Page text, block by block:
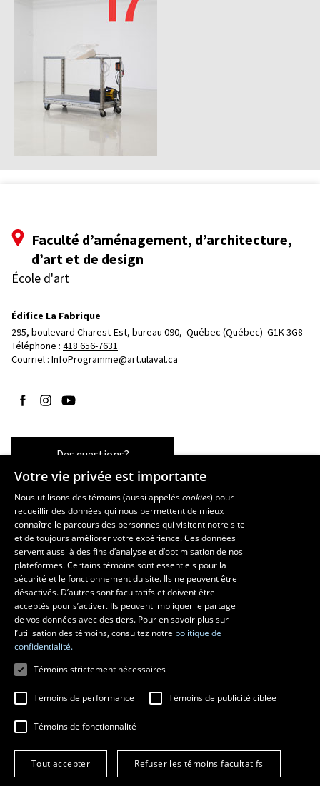
Faculté d’aménagement, d’architecture,
d’art et de design
École d'art
Édifice La Fabrique
295, boulevard Charest-Est, bureau 090, Québec (Québec)  G1K 3G8
Téléphone : 418 656-7631
Courriel : InfoProgramme@art.ulaval.ca
Suivez-nous sur Facebook
Suivez-nous sur Instagram
Suivez-nous sur YouTube
Des questions?
Les écoles et la recherche
École supérieure d’aménagement du territoire et de développement
régional
École d’architecture
École de design
Centre de recherche en aménagement et développement
© 2026 Université Laval
Tous droits réservés
Conditions générales d'utilisation
Fraude en ligne
Votre vie privée est importante
Nous utilisons des témoins (aussi appeléscookies) pour
recueillir des données qui nous permettent de mieux
connaître le parcours des personnes qui visitent notre site
et de toujours améliorer votre expérience. Ces données
servent aussi à des fins d’analyse et d’optimisation de nos
plateformes. Certains témoins sont essentiels pour la
sécurité et le fonctionnement du site. Ils ne peuvent être
désactivés. D’autres sont facultatifs et doivent être
acceptés pour s’activer. Ils peuvent impliquer le partage
de vos données avec des tiers. Pour en savoir plus sur
l’utilisation des témoins, consultez notre politique de
confidentialité.
Témoins strictement nécessaires
Témoins de performance Témoins de publicité ciblée
Témoins de fonctionnalité
Tout accepter Refuser les témoins facultatifs